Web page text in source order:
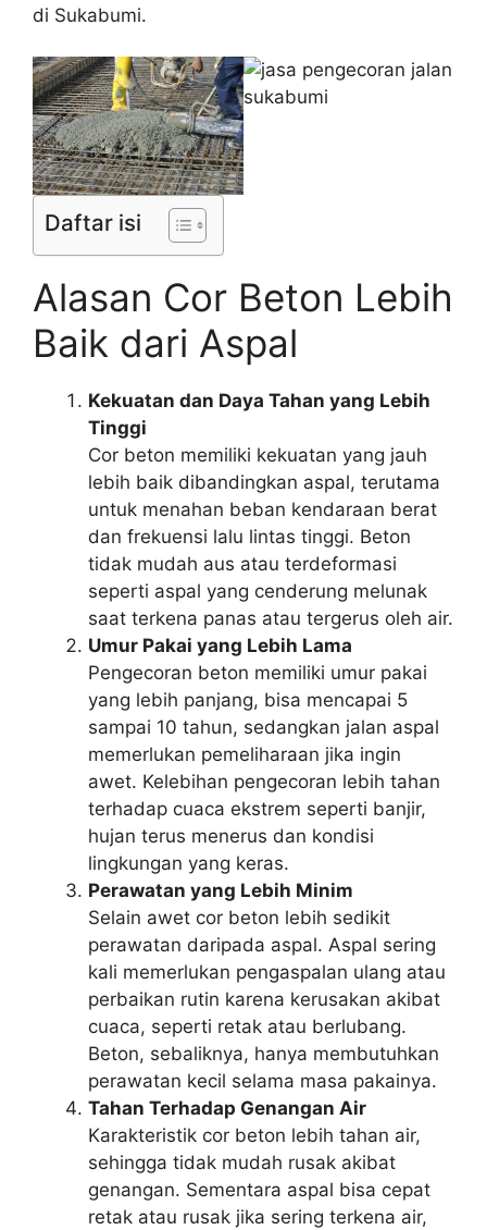
di Sukabumi.
Daftar isi
Alasan Cor Beton Lebih
Baik dari Aspal
Kekuatan dan Daya Tahan yang Lebih
Tinggi
Cor beton memiliki kekuatan yang jauh
lebih baik dibandingkan aspal, terutama
untuk menahan beban kendaraan berat
dan frekuensi lalu lintas tinggi. Beton
tidak mudah aus atau terdeformasi
seperti aspal yang cenderung melunak
saat terkena panas atau tergerus oleh air.
Umur Pakai yang Lebih Lama
Pengecoran beton memiliki umur pakai
yang lebih panjang, bisa mencapai 5
sampai 10 tahun, sedangkan jalan aspal
memerlukan pemeliharaan jika ingin
awet. Kelebihan pengecoran lebih tahan
terhadap cuaca ekstrem seperti banjir,
hujan terus menerus dan kondisi
lingkungan yang keras.
Perawatan yang Lebih Minim
Selain awet cor beton lebih sedikit
perawatan daripada aspal. Aspal sering
kali memerlukan pengaspalan ulang atau
perbaikan rutin karena kerusakan akibat
cuaca, seperti retak atau berlubang.
Beton, sebaliknya, hanya membutuhkan
perawatan kecil selama masa pakainya.
Tahan Terhadap Genangan Air
Karakteristik cor beton lebih tahan air,
sehingga tidak mudah rusak akibat
genangan. Sementara aspal bisa cepat
retak atau rusak jika sering terkena air,